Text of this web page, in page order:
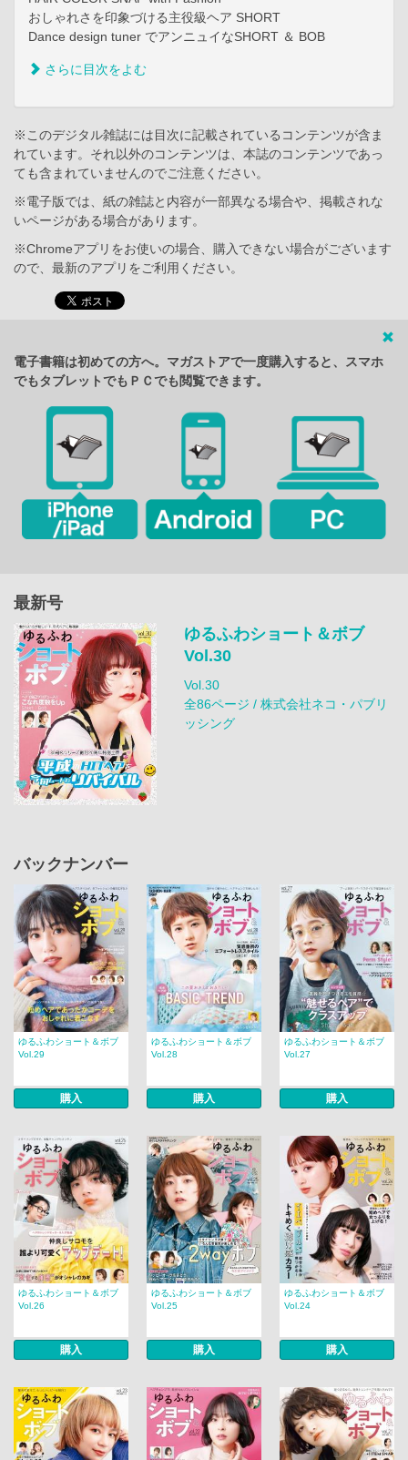
おしゃれさを印象づける主役級ヘア SHORT
Dance design tuner でアンニュイなSHORT ＆ BOB
さらに目次をよむ
※このデジタル雑誌には目次に記載されているコンテンツが含ま
れています。それ以外のコンテンツは、本誌のコンテンツであっ
ても含まれていませんのでご注意ください。
※電子版では、紙の雑誌と内容が一部異なる場合や、掲載されな
いページがある場合があります。
※Chromeアプリをお使いの場合、購入できない場合がございます
ので、最新のアプリをご利用ください。
電子書籍は初めての方へ。マガストアで一度購入すると、スマホ
でもタブレットでもＰＣでも閲覧できます。
最新号
ゆるふわショート＆ボブ
Vol.30
Vol.30
全86ページ / 株式会社ネコ・パブリ
ッシング
バックナンバー
ゆるふわショート＆ボブ
Vol.29
購入
ゆるふわショート＆ボブ
Vol.28
購入
ゆるふわショート＆ボブ
Vol.27
購入
ゆるふわショート＆ボブ
Vol.26
購入
ゆるふわショート＆ボブ
Vol.25
購入
ゆるふわショート＆ボブ
Vol.24
購入